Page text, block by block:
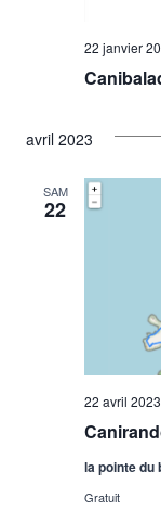
22 janvier
avril 2023
SAM
22
22 avril
la pointe du
Gratuit